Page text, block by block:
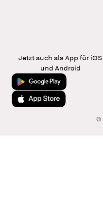
Jetzt auch als App für iOS
und Android
Jetzt bei Google Play
Laden im App Store
©